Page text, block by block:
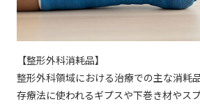
【整形外科消耗品】
整形外科領域における治療での主な消耗
存療法に使われるギプスや下巻き材やス